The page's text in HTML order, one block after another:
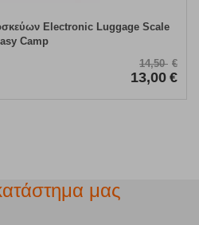
Electronic Luggage Scale
Camp
14,50 €
13,00 €
μας